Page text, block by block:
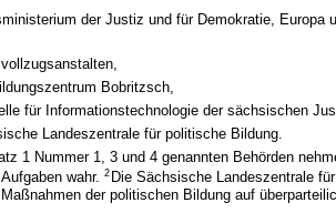
der Justiz und für Demokratie, Europa
Bobritzsch,
für Informationstechnologie der sächsischen
Landeszentrale für politische Bildung.
1 Nummer 1, 3 und 4 genannten Behörden
wahr.2 Die Sächsische Landeszentrale
der politischen Bildung auf